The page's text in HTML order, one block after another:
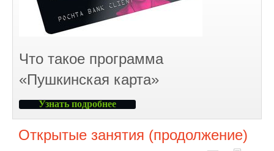
Что такое программа
«Пушкинская карта»
Узнать подробнее
Открытые занятия (продолжение)